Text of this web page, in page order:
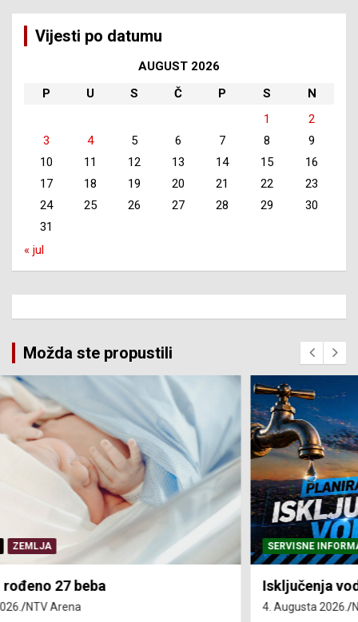
Vijesti po datumu
AUGUST 2026
P
U S Č P S
N
1
2
3
4 5 6 7 8
9
10
11 12 13 14 15
16
17
18 19 20 21 22
23
24
25 26 27 28 29
30
31
« jul
Možda ste propustili
SERVISNE INFORMACIJE
Isključenja vode – utorak 4. avgust
4. Augusta 2026.